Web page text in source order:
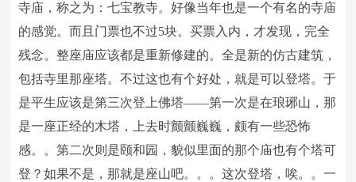
寺庙，称之为：七宝教寺。好像当年也是一个有名的寺庙
的感觉。而且门票也不过5块。买票入内，才发现，完全
残念。整座庙应该都是重新修建的。全是新的仿古建筑，
包括寺里那座塔。不过这也有个好处，就是可以登塔。于
是平生应该是第三次登上佛塔——第一次是在琅琊山，那
是一座正经的木塔，上去时颤颤巍巍，颇有一些恐怖
感。。第二次则是颐和园，貌似里面的那个庙也有个塔可
登？如果不是，那就是座山吧。。。这次登塔，唉。。一